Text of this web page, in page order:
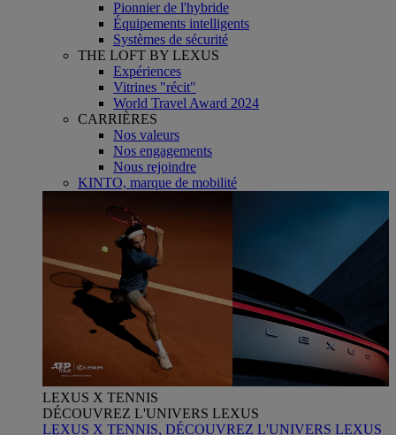
Pionnier de l'hybride
Équipements intelligents
Systèmes de sécurité
THE LOFT BY LEXUS
Expériences
Vitrines "récit"
World Travel Award 2024
CARRIÈRES
Nos valeurs
Nos engagements
Nous rejoindre
KINTO, marque de mobilité
LEXUS X TENNIS
DÉCOUVREZ L'UNIVERS LEXUS
LEXUS X TENNIS, DÉCOUVREZ L'UNIVERS LEXUS